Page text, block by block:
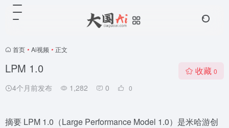
首页 • Ai视频 • 正文
LPM 1.0
4个月前发布 1,282 0 0
收藏 0
摘要 LPM 1.0（Large Performance Model 1.0）是米哈游创